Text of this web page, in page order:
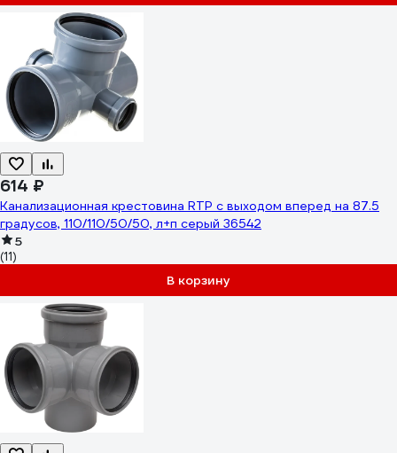
614 ₽
Канализационная крестовина RTP с выходом вперед на 87.5
градусов, 110/110/50/50, л+п серый 36542
5
(11)
В корзину